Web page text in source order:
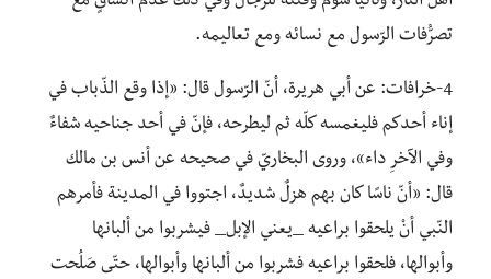
تصرُّفات الرّسول مع نسائه ومع تعاليمه.
4-خرافات: عن أبي هريرة، أنّ الرّسول قال: «إذا وقع الذّباب في
إناء أحدكم فليغمسه كلّه ثم ليطرحه، فإنّ في أحد جناحيه شفاءٌ
وفي الآخرِ داء»، وروى البخاريّ في صحيحه عن أنس بن مالك
قال: «أنّ ناسًا كان بهم هزلٌ شديدٌ، اجتووا في المدينة فأمرهم
النّبي أنْ يلحقوا براعيه _يعني الإبل_ فيشربوا من ألبانها
وأبوالها، فلحقوا براعيه فشربوا من ألبانها وأبوالها، حتّى صَلُحت